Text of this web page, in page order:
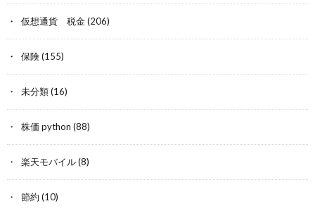
仮想通貨 税金(206)
保険(155)
未分類(16)
株価 python (88)
楽天モバイル(8)
節約 (10)